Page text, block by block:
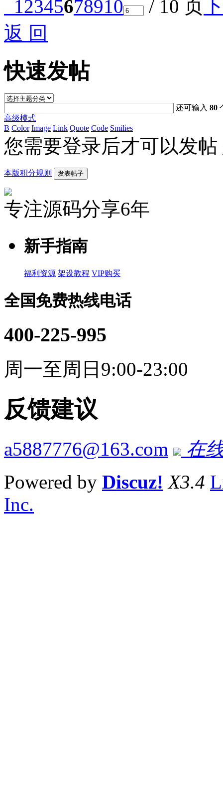
12345678910 / 10 页
返 回
快速发帖
还可输入80
高级模式
B Color Image Link Quote Code Smilies
您需要登录后才可以发帖
本版积分规则 发表帖子
专注源码分享6年
新手指南
福利资源 架设教程 VIP购买
全国免费热线电话
400-225-995
周一至周日9:00-23:00
反馈建议
a5887776@163.com
在
Powered by Discuz! X3.4
Inc.